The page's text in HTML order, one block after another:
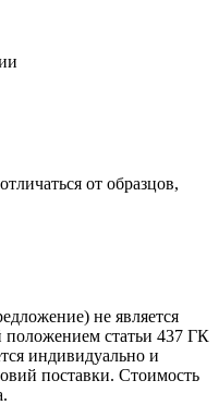
от образцов,
не является
положением статьи 437 ГК
индивидуально и
поставки. Стоимость